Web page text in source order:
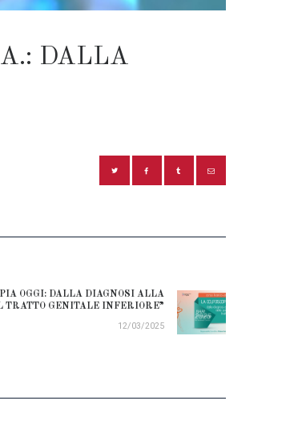
DALLA
Next
post:
OGGI: DALLA DIAGNOSI ALLA
TRATTO GENITALE INFERIORE”
12/03/2025